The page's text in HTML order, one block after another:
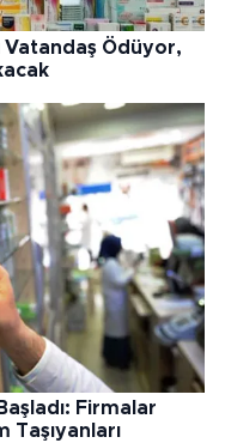
Vatandaş Ödüyor,
Firmalar
Taşıyanları